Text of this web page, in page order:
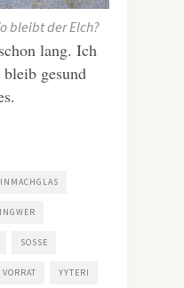
bleibt der Elch?
lang. Ich
gesund
INGWER
SOSSE
VORRAT YYTERI